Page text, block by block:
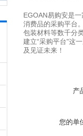
EGOAN易购安是
消费品的采购平台
包装材料等数千分
建立“采购平台"这
及见证未来！
产
您的单